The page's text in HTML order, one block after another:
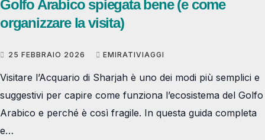
Golfo Arabico spiegata bene (e come
organizzare la visita)
25 FEBBRAIO 2026 EMIRATIVIAGGI
Visitare l’Acquario di Sharjah è uno dei modi più semplici e
suggestivi per capire come funziona l’ecosistema del Golfo
Arabico e perché è così fragile. In questa guida completa
e…